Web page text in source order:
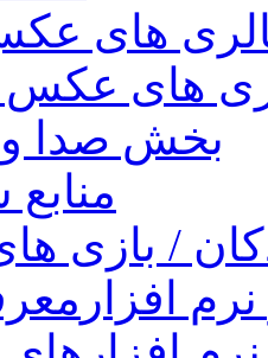
های
های عکس
بخش صدا
/ بازی
افزار